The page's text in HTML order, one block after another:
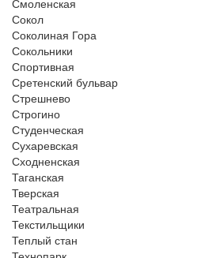
Сокол
Соколиная Гора
Сокольники
Спортивная
Сретенский бульвар
Стрешнево
Строгино
Студенческая
Сухаревская
Сходненская
Таганская
Тверская
Театральная
Текстильщики
Теплый стан